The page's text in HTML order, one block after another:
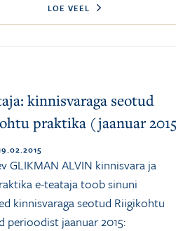
LOE VEEL
kinnisvaraga seotud
praktika (jaanuar
GLIKMAN ALVIN kinnisvara ja
e-teataja toob sinuni
kinnisvaraga seotud Riigikohtu
perioodist jaanuar 2015: